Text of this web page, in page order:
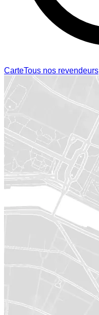
CarteTous nos revendeurs